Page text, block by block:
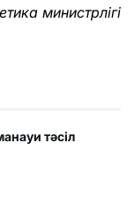
министрлігі
тәсіл